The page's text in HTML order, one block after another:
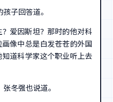
子回答道。
爱因斯坦？那时的他对科
像中总是白发苍苍的外国
道科学家这个职业听上去
张冬强也说道。